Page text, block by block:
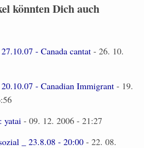
könnten Dich auch
- Canada cantat - 26. 10.
- Canadian Immigrant - 19.
yatai - 09. 12. 2006 - 21:27
_ 23.8.08 - 20:00 - 22. 08.